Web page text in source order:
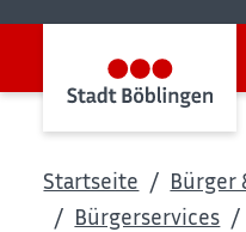
Startseite
Bürger
Bürgerservices